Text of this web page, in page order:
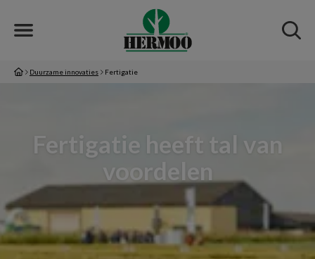
Duurzame innovaties Fertigatie
Fertigatie heeft tal van
voordelen